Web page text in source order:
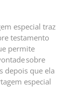
especial traz
testamento
permite
sobre
depois que ela
especial